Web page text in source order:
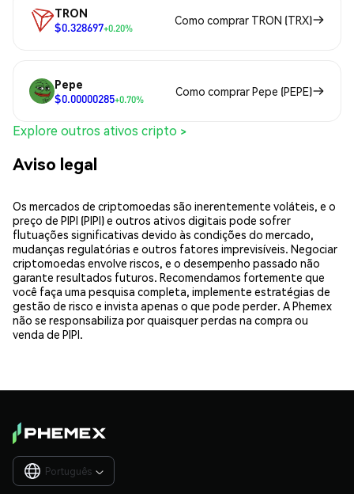
TRON
$0.328697+0.20%
Como comprar TRON (TRX)
Pepe
$0.00000285+0.70%
Como comprar Pepe (PEPE)
Explore outros ativos cripto >
Aviso legal
Os mercados de criptomoedas são inerentemente voláteis, e o
preço de PIPI (PIPI) e outros ativos digitais pode sofrer
flutuações significativas devido às condições do mercado,
mudanças regulatórias e outros fatores imprevisíveis. Negociar
criptomoedas envolve riscos, e o desempenho passado não
garante resultados futuros. Recomendamos fortemente que
você faça uma pesquisa completa, implemente estratégias de
gestão de risco e invista apenas o que pode perder. A Phemex
não se responsabiliza por quaisquer perdas na compra ou
venda de PIPI.
Português 